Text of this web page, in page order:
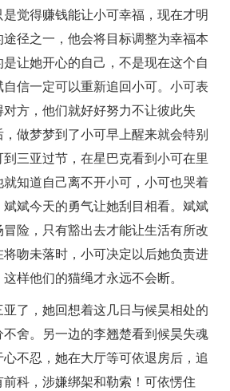
觉得赚钱能让小可幸福，现在才明
径之一，他会将目标调整为幸福本
让她开心的自己，不是现在这个自
信一定可以重新追回小可。小可表
方，他们就好好努力不让彼此失
做梦梦到了小可早上醒来就会特别
三亚过节，在星巴克看到小可在里
知道自己离不开小可，小可也哭着
斌今天的勇气让她刮目相看。斌斌
险，只有豁出去才能让生活有所改
吻未落时，小可决定以后她负责进
样他们的猫绳才永远不会断。
了，她回想着这几日与候昊相处的
不舍。另一边的李翘楚看到候昊失魂
不忍，她在大厅等可依退房后，追
前科，涉嫌绑架和勒索！可依愣住